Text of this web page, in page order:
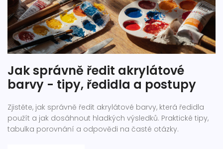
Jak správně ředit akrylátové
barvy - tipy, ředidla a postupy
Zjistěte, jak správně ředit akrylátové barvy, která ředidla
použít a jak dosáhnout hladkých výsledků. Praktické tipy,
tabulka porovnání a odpovědi na časté otázky.